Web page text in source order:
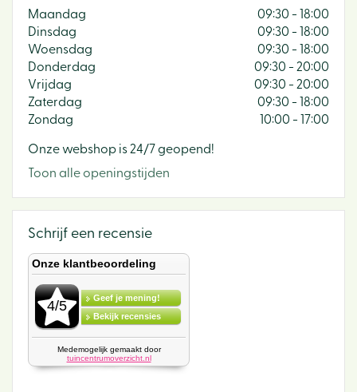
Maandag
09:30 - 18:00
Dinsdag
09:30 - 18:00
Woensdag
09:30 - 18:00
Donderdag
09:30 - 20:00
Vrijdag
09:30 - 20:00
Zaterdag
09:30 - 18:00
Zondag
10:00 - 17:00
Onze webshop is 24/7 geopend!
Toon alle openingstijden
Schrijf een recensie